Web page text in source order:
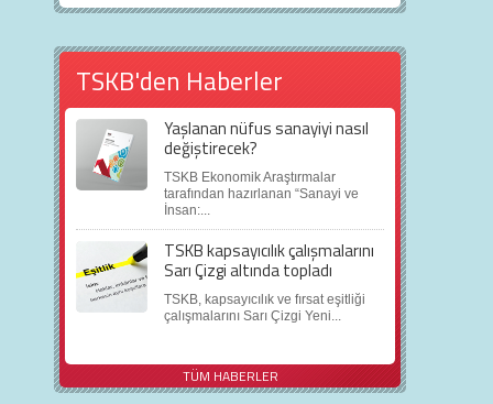
TSKB'den Haberler
Yaşlanan nüfus sanayiyi nasıl
değiştirecek?
TSKB Ekonomik Araştırmalar
tarafından hazırlanan “Sanayi ve
İnsan:...
TSKB kapsayıcılık çalışmalarını
Sarı Çizgi altında topladı
TSKB, kapsayıcılık ve fırsat eşitliği
çalışmalarını Sarı Çizgi Yeni...
TÜM HABERLER